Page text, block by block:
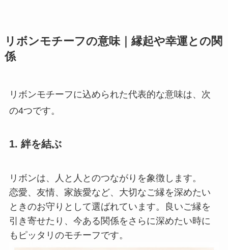
リボンモチーフの意味｜縁起や幸運との関
係
リボンモチーフに込められた代表的な意味は、次
の4つです。
1. 絆を結ぶ
リボンは、人と人とのつながりを象徴します。
恋愛、友情、家族愛など、大切なご縁を深めたい
ときのお守りとして選ばれています。良いご縁を
引き寄せたり、今ある関係をさらに深めたい時に
もピッタリのモチーフです。